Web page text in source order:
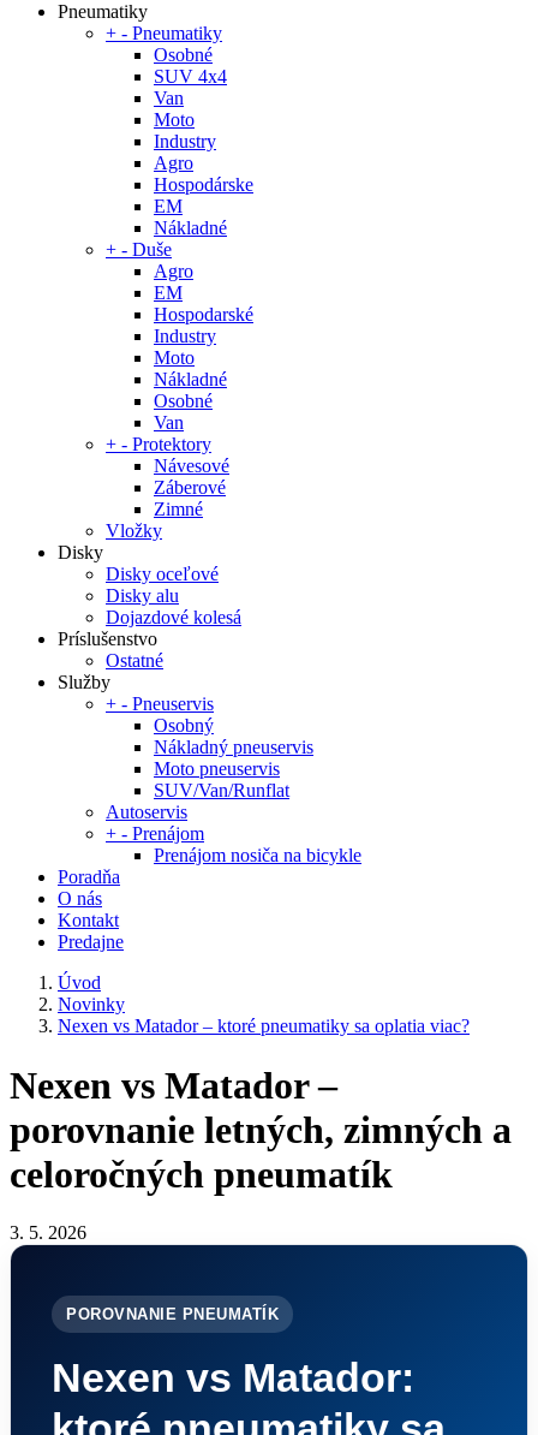
Pneumatiky
+ - Pneumatiky
Osobné
SUV 4x4
Van
Moto
Industry
Agro
Hospodárske
EM
Nákladné
+ - Duše
Agro
EM
Hospodarské
Industry
Moto
Nákladné
Osobné
Van
+ - Protektory
Návesové
Záberové
Zimné
Vložky
Disky
Disky oceľové
Disky alu
Dojazdové kolesá
Príslušenstvo
Ostatné
Služby
+ - Pneuservis
Osobný
Nákladný pneuservis
Moto pneuservis
SUV/Van/Runflat
Autoservis
+ - Prenájom
Prenájom nosiča na bicykle
Poradňa
O nás
Kontakt
Predajne
Úvod
Novinky
Nexen vs Matador – ktoré pneumatiky sa oplatia viac?
Nexen vs Matador –
porovnanie letných, zimných a
celoročných pneumatík
3. 5. 2026
POROVNANIE PNEUMATÍK
Nexen vs Matador: